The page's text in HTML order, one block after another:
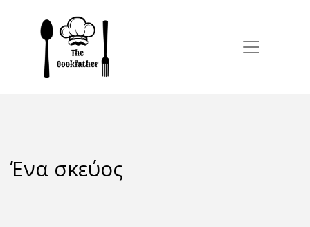
Ένα σκεύος